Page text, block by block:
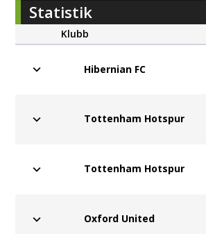
Statistik
Klubb
Hibernian FC
Tottenham Hotspur
Tottenham Hotspur
Oxford United